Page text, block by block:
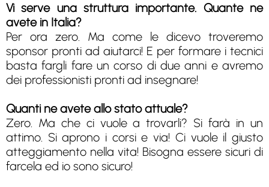
Vi serve una struttura importante. Quante ne
avete in Italia?
Per ora zero. Ma come le dicevo troveremo
sponsor pronti ad aiutarci! E per formare i tecnici
basta fargli fare un corso di due anni e avremo
dei professionisti pronti ad insegnare!
Quanti ne avete allo stato attuale?
Zero. Ma che ci vuole a trovarli? Si farà in un
attimo. Si aprono i corsi e via! Ci vuole il giusto
atteggiamento nella vita! Bisogna essere sicuri di
farcela ed io sono sicuro!